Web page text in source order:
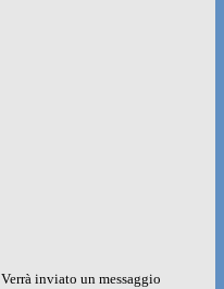
Verrà inviato un messaggio